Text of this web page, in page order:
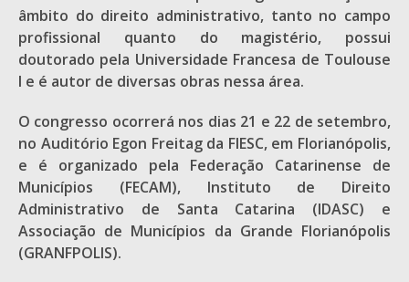
âmbito do direito administrativo, tanto no campo
profissional quanto do magistério, possui
doutorado pela Universidade Francesa de Toulouse
I e é autor de diversas obras nessa área.
O congresso ocorrerá nos dias 21 e 22 de setembro,
no Auditório Egon Freitag da FIESC, em Florianópolis,
e é organizado pela Federação Catarinense de
Municípios (FECAM), Instituto de Direito
Administrativo de Santa Catarina (IDASC) e
Associação de Municípios da Grande Florianópolis
(GRANFPOLIS).